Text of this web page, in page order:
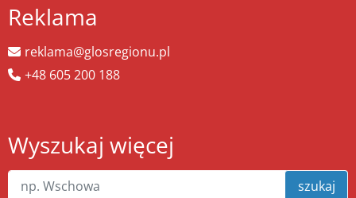
Reklama
reklama@glosregionu.pl
+48 605 200 188
Wyszukaj więcej
szukaj